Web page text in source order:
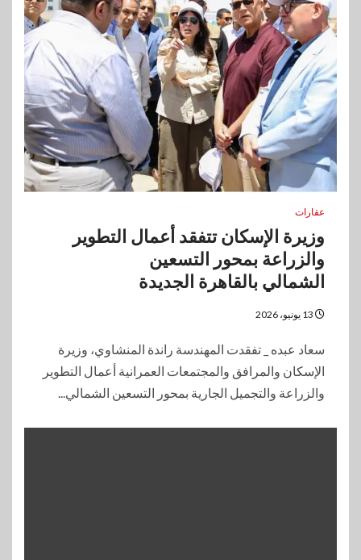
عقارات
وزيرة الإسكان تتفقد أعمال التطوير
والزراعة بمحور التسعين
الشمالي بالقاهرة الجديدة
سعاد عبده _ تفقدت المهندسة راندة المنشاوي، وزيرة
الإسكان والمرافق والمجتمعات العمرانية أعمال التطوير
والزراعة والتجميل الجارية بمحور التسعين الشمالي...